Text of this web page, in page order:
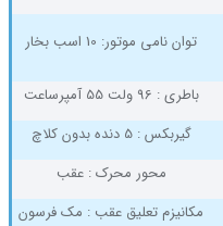
توان نامی موتور: 10 اسب بخار
باطری : 96 ولت 55 آمپرساعت
گیربکس : 5 دنده بدون کلاچ
محور محرک : عقب
مکانیزم تعلیق عقب : مک فرسون